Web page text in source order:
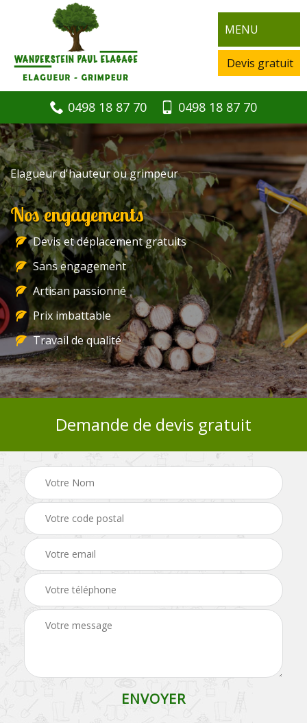
MENU
Devis gratuit
0498 18 87 70 0498 18 87 70
Elagueur d'hauteur ou grimpeur
Nos engagements
Devis et déplacement gratuits
Sans engagement
Artisan passionné
Prix imbattable
Travail de qualité
Demande de devis gratuit